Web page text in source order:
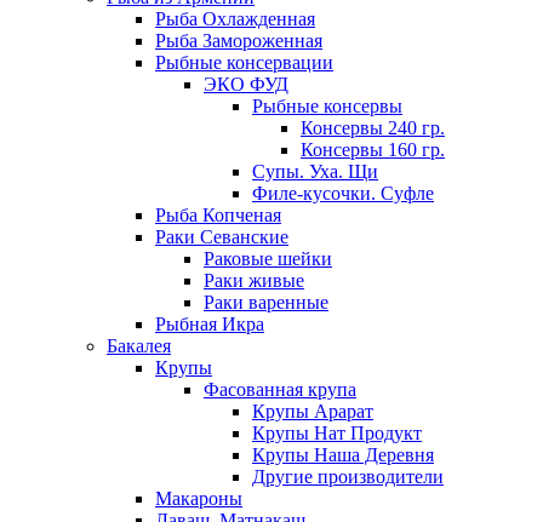
Рыба Охлажденная
Рыба Замороженная
Рыбные консервации
ЭКО ФУД
Рыбные консервы
Консервы 240 гр.
Консервы 160 гр.
Супы. Уха. Щи
Филе-кусочки. Суфле
Рыба Копченая
Раки Севанские
Раковые шейки
Раки живые
Раки варенные
Рыбная Икра
Бакалея
Крупы
Фасованная крупа
Крупы Арарат
Крупы Нат Продукт
Крупы Наша Деревня
Другие производители
Макароны